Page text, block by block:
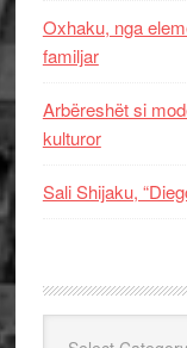
Oxhaku, nga
familjar
Arbëreshët si
kulturor
Sali Shijaku,